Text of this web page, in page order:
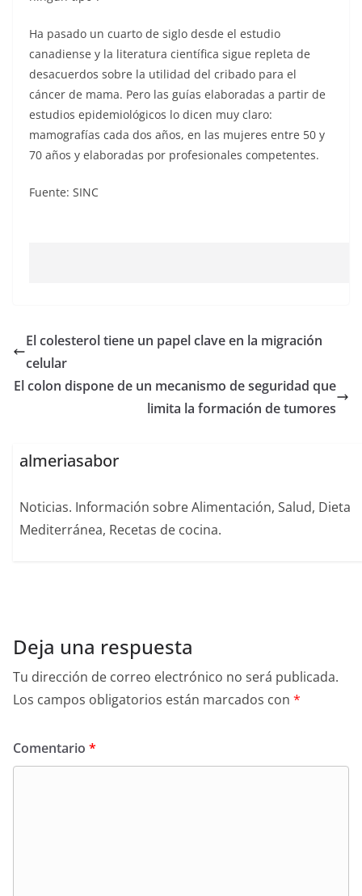
Ha pasado un cuarto de siglo desde el estudio
canadiense y la literatura científica sigue repleta de
desacuerdos sobre la utilidad del cribado para el
cáncer de mama. Pero las guías elaboradas a partir de
estudios epidemiológicos lo dicen muy claro:
mamografías cada dos años, en las mujeres entre 50 y
70 años y elaboradas por profesionales competentes.
Fuente: SINC
El colesterol tiene un papel clave en la migración
celular
El colon dispone de un mecanismo de seguridad que
limita la formación de tumores
almeriasabor
Noticias. Información sobre Alimentación, Salud, Dieta
Mediterránea, Recetas de cocina.
Deja una respuesta
Tu dirección de correo electrónico no será publicada.
Los campos obligatorios están marcados con *
Comentario *